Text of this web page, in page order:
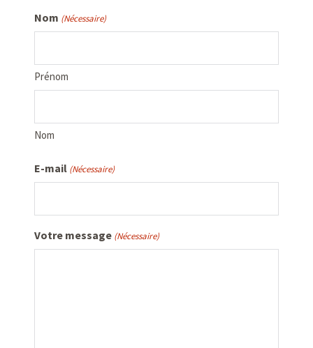
Nom (Nécessaire)
Prénom
Nom
E-mail (Nécessaire)
Votre message (Nécessaire)